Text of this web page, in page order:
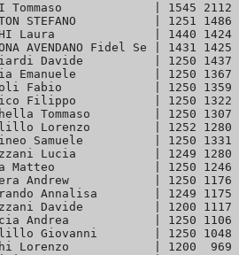
Tommaso             | 1545
STEFANO           | 1251
Laura              | 1440
AVENDANO Fidel Se | 1431
Davide          | 1250
Emanuele           | 1250
Fabio             | 1250
Filippo           | 1250
Tommaso         | 1250
Lorenzo         | 1252
Samuele          | 1250
Lucia           | 1249
Matteo              | 1250
Andrew            | 1250
Annalisa        | 1249
Davide          | 1200
Andrea            | 1250
Giovanni        | 1250
Lorenzo            | 1200